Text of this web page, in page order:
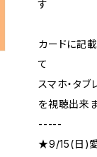
す
カードに記
て
スマホ・タ
を視聴出来
-----
★9/15(日)